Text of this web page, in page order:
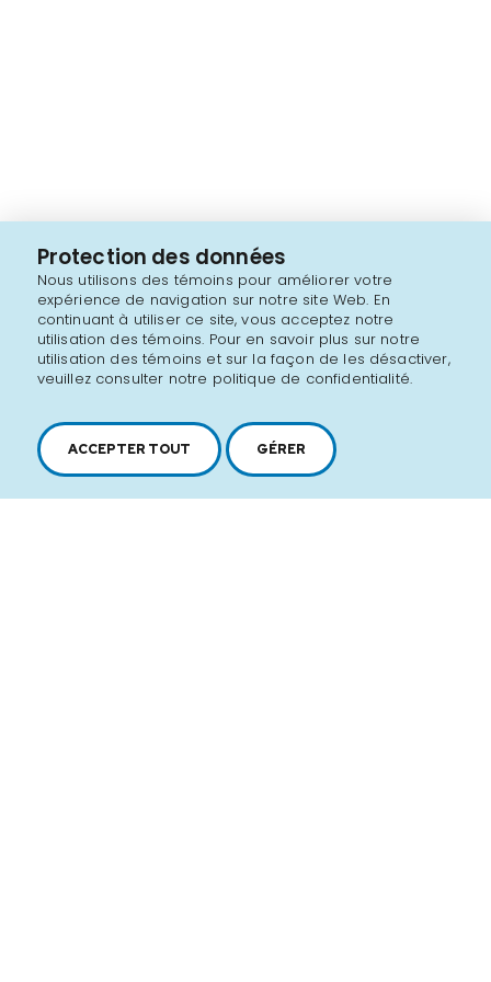
Protection des données
Nous utilisons des témoins pour améliorer votre
expérience de navigation sur notre site Web. En
continuant à utiliser ce site, vous acceptez notre
utilisation des témoins. Pour en savoir plus sur notre
utilisation des témoins et sur la façon de les désactiver,
veuillez consulter notre politique de confidentialité.
ACCEPTER TOUT GÉRER